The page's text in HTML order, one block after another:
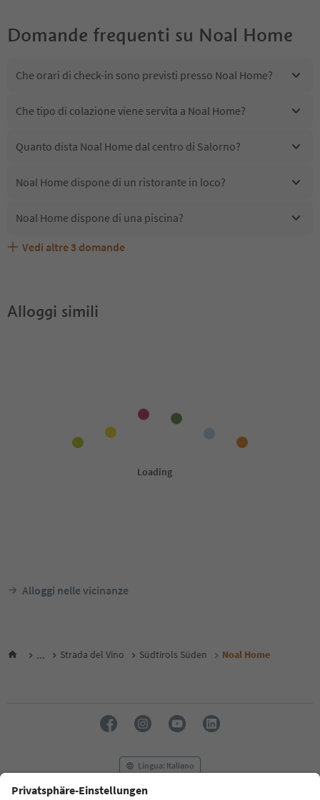
Domande frequenti su Noal Home
Che orari di check-in sono previsti presso Noal Home?
Che tipo di colazione viene servita a Noal Home?
Quanto dista Noal Home dal centro di Salorno?
Noal Home dispone di un ristorante in loco?
Noal Home dispone di una piscina?
Noal Home accetta animali domestici?
Quali servizi/attività sono disponibili presso Noal Home?
Gli ospiti di Noal Home ricevono l'Alto Adige Guest Pass?
Vedi altre 3 domande
Alloggi simili
Alloggi nelle vicinanze
... Strada del Vino Südtirols Süden Noal Home
Lingua: Italiano